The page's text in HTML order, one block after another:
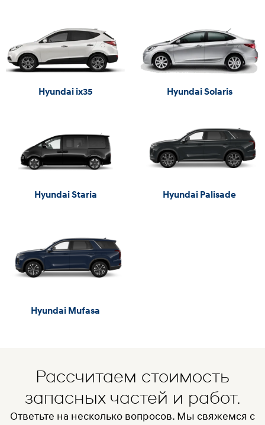
Hyundai ix35 Hyundai Solaris
Hyundai Staria Hyundai Palisade
Hyundai Mufasa
Рассчитаем стоимость
запасных частей и работ.
Ответьте на несколько вопросов. Мы свяжемся с